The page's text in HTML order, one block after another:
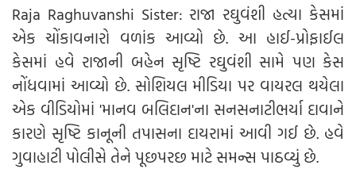
Raja Raghuvanshi Sister: રાજા રઘુવંશી હત્યા કેસમાં
એક ચોંકાવનારો વળાંક આવ્યો છે. આ હાઈ-પ્રોફાઈલ
કેસમાં હવે રાજાની બહેન સૃષ્ટિ રઘુવંશી સામે પણ કેસ
નોંધવામાં આવ્યો છે. સોશિયલ મીડિયા પર વાયરલ થયેલા
એક વીડિયોમાં 'માનવ બલિદાન'ના સનસનાટીભર્યા દાવાને
કારણે સૃષ્ટિ કાનૂની તપાસના દાયરામાં આવી ગઈ છે. હવે
ગુવાહાટી પોલીસે તેને પૂછપરછ માટે સમન્સ પાઠવ્યું છે.